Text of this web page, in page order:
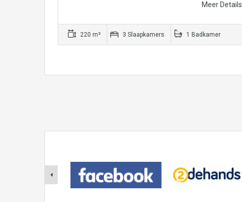
Meer Details
220 m² 3 Slaapkamers 1 Badkamer